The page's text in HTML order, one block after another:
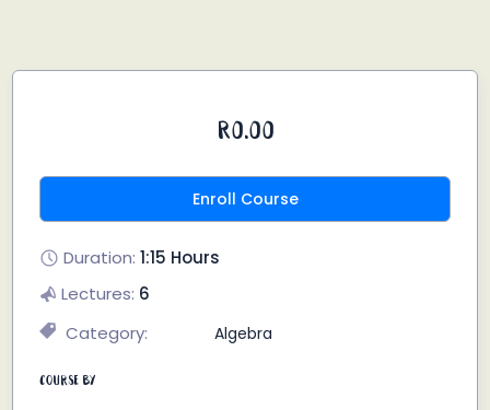
R0.00
Enroll Course
Duration:1:15 Hours
Lectures: 6
Category:
Algebra
Course By